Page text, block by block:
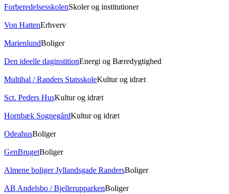
ForberedelsesskolenSkoler og institutioner
Von HattenErhverv
MarienlundBoliger
Den ideelle daginstitionEnergi og Bæredygtighed
Multihal / Randers StatsskoleKultur og idræt
Sct. Peders HusKultur og idræt
Hornbæk SognegårdKultur og idræt
OdeahusBoliger
GenBrugetBoliger
Almene boliger Jyllandsgade RandersBoliger
AB Andelsbo / BjellerupparkenBoliger